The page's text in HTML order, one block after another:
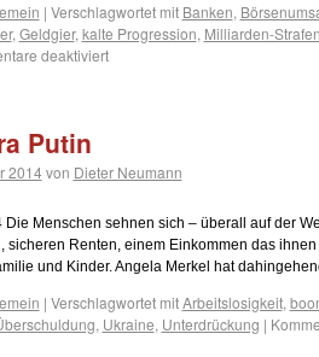
| Verschlagwortet mit Banken,
, Geldgier, kalte Progression, Milliarden-Strafen
deaktiviert
Putin
2014 von Dieter Neumann
Die Menschen sehnen sich – überall auf der
sicheren Renten, einem Einkommen das
und Kinder. Angela Merkel hat
| Verschlagwortet mit Arbeitslosigkeit,
, Ukraine, Unterdrückung |